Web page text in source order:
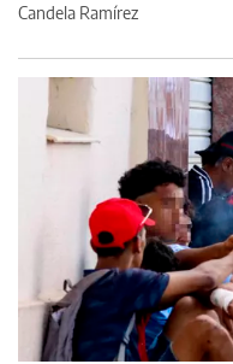
Candela Ramírez